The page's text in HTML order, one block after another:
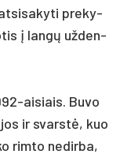
at­si­sa­ky­ti pre­ky­
į langų už­den­
ai­siais. Bu­vo
ir svarstė, kuo
rim­to ne­dir­ba,